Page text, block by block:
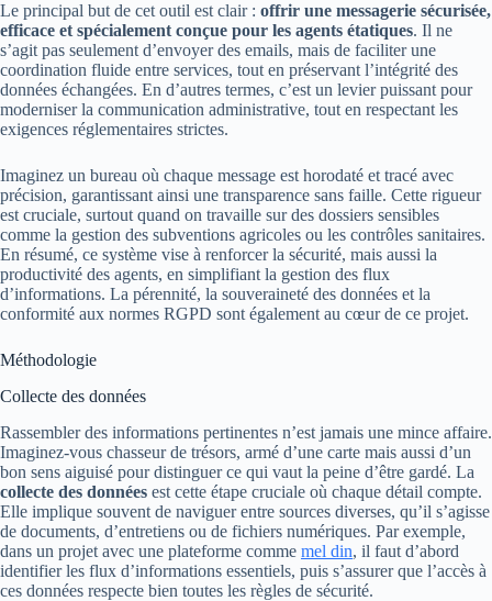
Le principal but de cet outil est clair : offrir une messagerie sécurisée,
efficace et spécialement conçue pour les agents étatiques. Il ne
s’agit pas seulement d’envoyer des emails, mais de faciliter une
coordination fluide entre services, tout en préservant l’intégrité des
données échangées. En d’autres termes, c’est un levier puissant pour
moderniser la communication administrative, tout en respectant les
exigences réglementaires strictes.
Imaginez un bureau où chaque message est horodaté et tracé avec
précision, garantissant ainsi une transparence sans faille. Cette rigueur
est cruciale, surtout quand on travaille sur des dossiers sensibles
comme la gestion des subventions agricoles ou les contrôles sanitaires.
En résumé, ce système vise à renforcer la sécurité, mais aussi la
productivité des agents, en simplifiant la gestion des flux
d’informations. La pérennité, la souveraineté des données et la
conformité aux normes RGPD sont également au cœur de ce projet.
Méthodologie
Collecte des données
Rassembler des informations pertinentes n’est jamais une mince affaire.
Imaginez-vous chasseur de trésors, armé d’une carte mais aussi d’un
bon sens aiguisé pour distinguer ce qui vaut la peine d’être gardé. La
collecte des données est cette étape cruciale où chaque détail compte.
Elle implique souvent de naviguer entre sources diverses, qu’il s’agisse
de documents, d’entretiens ou de fichiers numériques. Par exemple,
dans un projet avec une plateforme comme mel din, il faut d’abord
identifier les flux d’informations essentiels, puis s’assurer que l’accès à
ces données respecte bien toutes les règles de sécurité.